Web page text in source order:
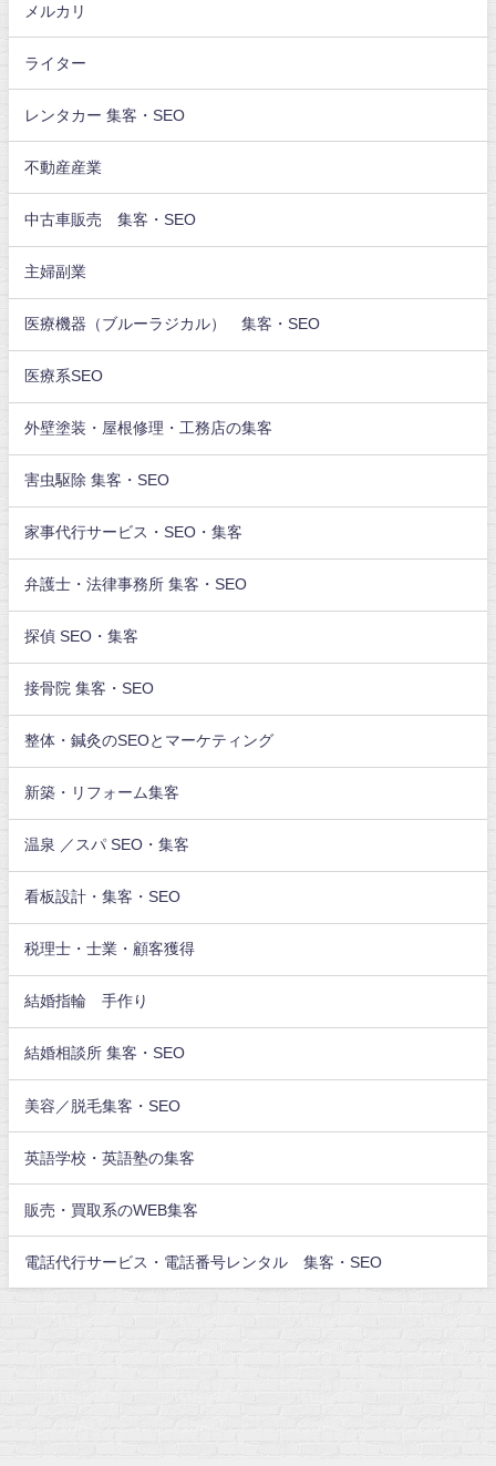
メルカリ
ライター
レンタカー 集客・SEO
不動産産業
中古車販売 集客・SEO
主婦副業
医療機器（ブルーラジカル） 集客・SEO
医療系SEO
外壁塗装・屋根修理・工務店の集客
害虫駆除 集客・SEO
家事代行サービス・SEO・集客
弁護士・法律事務所 集客・SEO
探偵 SEO・集客
接骨院 集客・SEO
整体・鍼灸のSEOとマーケティング
新築・リフォーム集客
温泉 ／スパ SEO・集客
看板設計・集客・SEO
税理士・士業・顧客獲得
結婚指輪 手作り
結婚相談所 集客・SEO
美容／脱毛集客・SEO
英語学校・英語塾の集客
販売・買取系のWEB集客
電話代行サービス・電話番号レンタル 集客・SEO